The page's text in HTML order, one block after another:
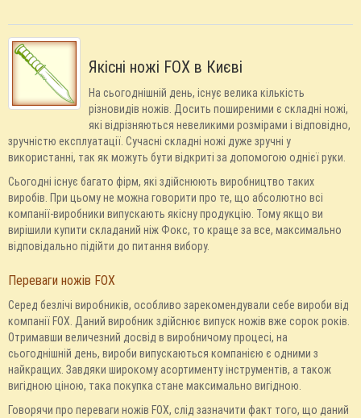
Якісні ножі FOX в Києві
На сьогоднішній день, існує велика кількість
різновидів ножів. Досить поширеними є складні ножі,
які відрізняються невеликими розмірами і відповідно,
зручністю експлуатації. Сучасні складні ножі дуже зручні у
використанні, так як можуть бути відкриті за допомогою однієї руки.
Сьогодні існує багато фірм, які здійснюють виробництво таких
виробів. При цьому не можна говорити про те, що абсолютно всі
компанії-виробники випускають якісну продукцію. Тому якщо ви
вирішили купити складаний ніж Фокс, то краще за все, максимально
відповідально підійти до питання вибору.
Переваги ножів FOX
Серед безлічі виробників, особливо зарекомендували себе вироби від
компанії FOX. Даний виробник здійснює випуск ножів вже сорок років.
Отримавши величезний досвід в виробничому процесі, на
сьогоднішній день, вироби випускаються компанією є одними з
найкращих. Завдяки широкому асортименту інструментів, а також
вигідною ціною, така покупка стане максимально вигідною.
Говорячи про переваги ножів FOX, слід зазначити факт того, що даний